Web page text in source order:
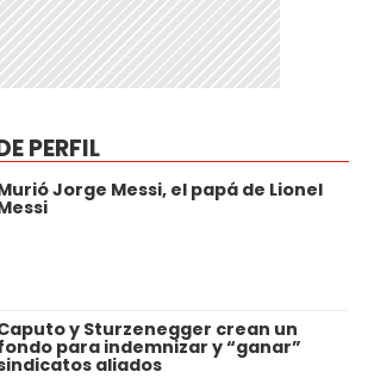
PERFIL
Jorge Messi, el papá de Lionel
y Sturzenegger crean un
para indemnizar y “ganar”
aliados